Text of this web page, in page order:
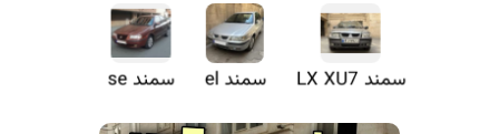
سمند LX XU7 سمند el سمند se